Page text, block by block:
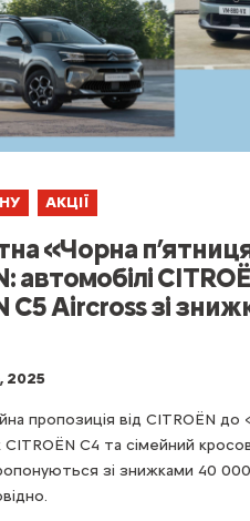
АКЦІЇ
«Чорна
автомобілі
C5 Aircross зі
2025
пропозиція від CITROЁN до
C4 та сімейний
зі знижками 40